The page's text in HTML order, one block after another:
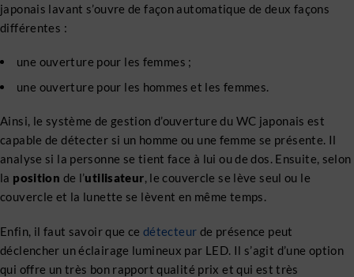
japonais lavant s’ouvre de façon automatique de deux façons
différentes :
une ouverture pour les femmes ;
une ouverture pour les hommes et les femmes.
Ainsi, le système de gestion d’ouverture du WC japonais est
capable de détecter si un homme ou une femme se présente. Il
analyse si la personne se tient face à lui ou de dos. Ensuite, selon
la position de l’utilisateur, le couvercle se lève seul ou le
couvercle et la lunette se lèvent en même temps.
Enfin, il faut savoir que ce détecteur de présence peut
déclencher un éclairage lumineux par LED. Il s’agit d’une option
qui offre un très bon rapport qualité prix et qui est très